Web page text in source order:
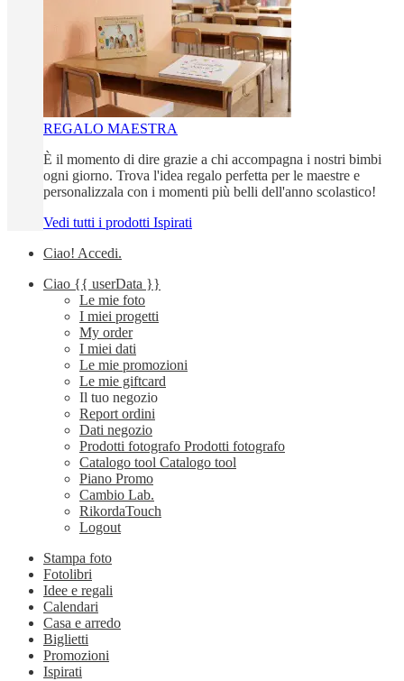
REGALO MAESTRA
È il momento di dire grazie a chi accompagna i nostri bimbi
ogni giorno. Trova l'idea regalo perfetta per le maestre e
personalizzala con i momenti più belli dell'anno scolastico!
Vedi tutti i prodotti Ispirati
Ciao! Accedi.
Ciao {{ userData }}
Le mie foto
I miei progetti
My order
I miei dati
Le mie promozioni
Le mie giftcard
Il tuo negozio
Report ordini
Dati negozio
Prodotti fotografo Prodotti fotografo
Catalogo tool Catalogo tool
Piano Promo
Cambio Lab.
RikordaTouch
Logout
Stampa foto
Fotolibri
Idee e regali
Calendari
Casa e arredo
Biglietti
Promozioni
Ispirati